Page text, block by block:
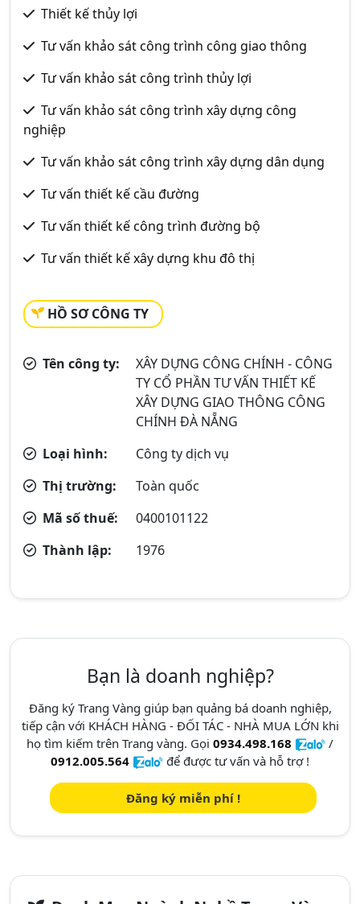
Thiết kế thủy lợi
Tư vấn khảo sát công trình công giao thông
Tư vấn khảo sát công trình thủy lợi
Tư vấn khảo sát công trình xây dựng công
nghiệp
Tư vấn khảo sát công trình xây dựng dân dụng
Tư vấn thiết kế cầu đường
Tư vấn thiết kế công trình đường bộ
Tư vấn thiết kế xây dựng khu đô thị
HỒ SƠ CÔNG TY
Tên công ty:
XÂY DỰNG CÔNG CHÍNH - CÔNG
TY CỔ PHẦN TƯ VẤN THIẾT KẾ
XÂY DỰNG GIAO THÔNG CÔNG
CHÍNH ĐÀ NẴNG
Loại hình:
Công ty dịch vụ
Thị trường:
Toàn quốc
Mã số thuế:
0400101122
Thành lập:
1976
Bạn là doanh nghiệp?
Đăng ký Trang Vàng giúp bạn quảng bá doanh nghiệp,
tiếp cận với KHÁCH HÀNG - ĐỐI TÁC - NHÀ MUA LỚN khi
họ tìm kiếm trên Trang vàng. Gọi 0934.498.168
/
0912.005.564
để được tư vấn và hỗ trợ !
Đăng ký miễn phí !